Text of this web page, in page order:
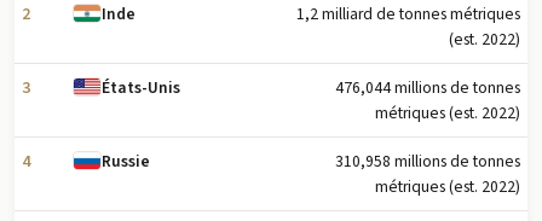
2 Inde
1,2 milliard de tonnes métriques
(est. 2022)
3 États-Unis
476,044 millions de tonnes
métriques (est. 2022)
4 Russie
310,958 millions de tonnes
métriques (est. 2022)